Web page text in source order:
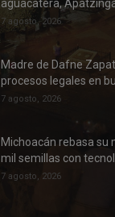
aguacatera,
7 agosto, 2026
Madre de Dafne
procesos legales en
7 agosto, 2026
Michoacán rebasa su
mil semillas con
7 agosto, 2026